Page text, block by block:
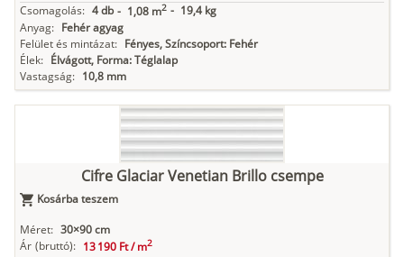
Csomagolás: 4 db - 1,08 m2 - 19,4 kg
Anyag: Fehér agyag
Felület és mintázat: Fényes, Színcsoport: Fehér
Élek: Élvágott, Forma: Téglalap
Vastagság: 10,8 mm
Cifre Glaciar Venetian Brillo csempe
Kosárba teszem
Méret: 30×90 cm
Ár (bruttó): 13 190 Ft /m2